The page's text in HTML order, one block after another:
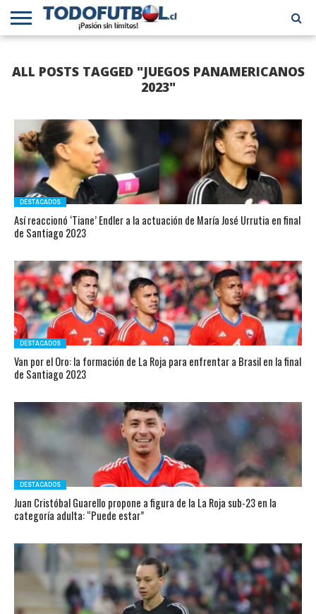
BCHILENA
EN EL
MUNDO
INTERNACIONAL
ALL POSTS TAGGED "JUEGOS PANAMERICANOS
2023"
DESTACADOS
Así reaccionó ‘Tiane’ Endler a la actuación de María José Urrutia en final
de Santiago 2023
DESTACADOS
Van por el Oro: la formación de La Roja para enfrentar a Brasil en la final
de Santiago 2023
DESTACADOS
Juan Cristóbal Guarello propone a figura de la La Roja sub-23 en la
categoría adulta: “Puede estar”